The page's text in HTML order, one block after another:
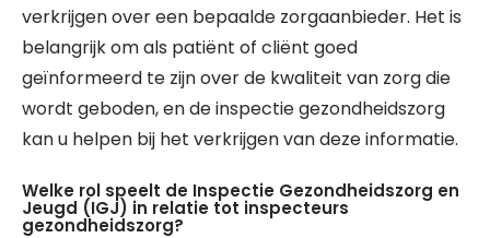
verkrijgen over een bepaalde zorgaanbieder. Het is
belangrijk om als patiënt of cliënt goed
geïnformeerd te zijn over de kwaliteit van zorg die
wordt geboden, en de inspectie gezondheidszorg
kan u helpen bij het verkrijgen van deze informatie.
Welke rol speelt de Inspectie Gezondheidszorg en
Jeugd (IGJ) in relatie tot inspecteurs
gezondheidszorg?